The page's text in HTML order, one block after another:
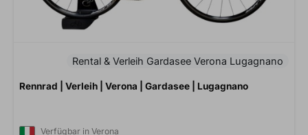
Rental & Verleih Gardasee Verona Lugagnano
Rennrad | Verleih | Verona | Gardasee | Lugagnano
Verfügbar in Verona